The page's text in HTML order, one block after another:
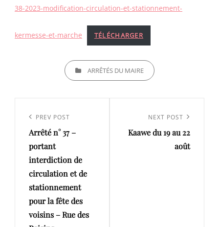
38-2023-modification-circulation-et-stationnement-
kermesse-et-marche TÉLÉCHARGER
CATEGORIESARRÊTÉS DU MAIRE
l’article
Previous
Post
PREV POST
Arrêté n° 37 –
portant
interdiction de
circulation et de
stationnement
pour la fête des
voisins – Rue des
Post
NEXT POST
Kaawe du 19 au 22
août